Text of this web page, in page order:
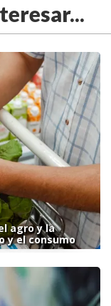
agro y la
y el consumo